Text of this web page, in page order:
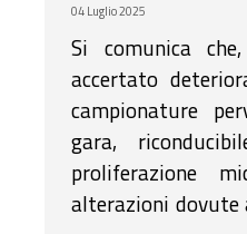
04 Luglio 2025
Si comunica
accertato
campionature
gara,
proliferazione
alterazioni